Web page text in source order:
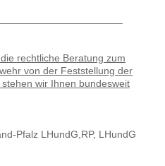
rechtliche Beratung zum
von der Feststellung der
wir Ihnen bundesweit
Pfalz LHundG,RP, LHundG